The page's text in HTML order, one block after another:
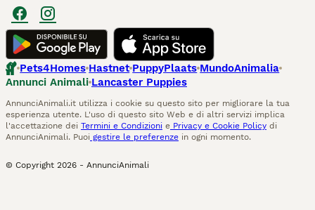
Pets4Homes Hastnet PuppyPlaats MundoAnimalia
Annunci Animali Lancaster Puppies
AnnunciAnimali.it utilizza i cookie su questo sito per migliorare la tua
esperienza utente. L'uso di questo sito Web e di altri servizi implica
l'accettazione dei Termini e Condizioni e Privacy e Cookie Policy di
AnnunciAnimali. Puoi gestire le preferenze in ogni momento.
© Copyright 2026 - AnnunciAnimali